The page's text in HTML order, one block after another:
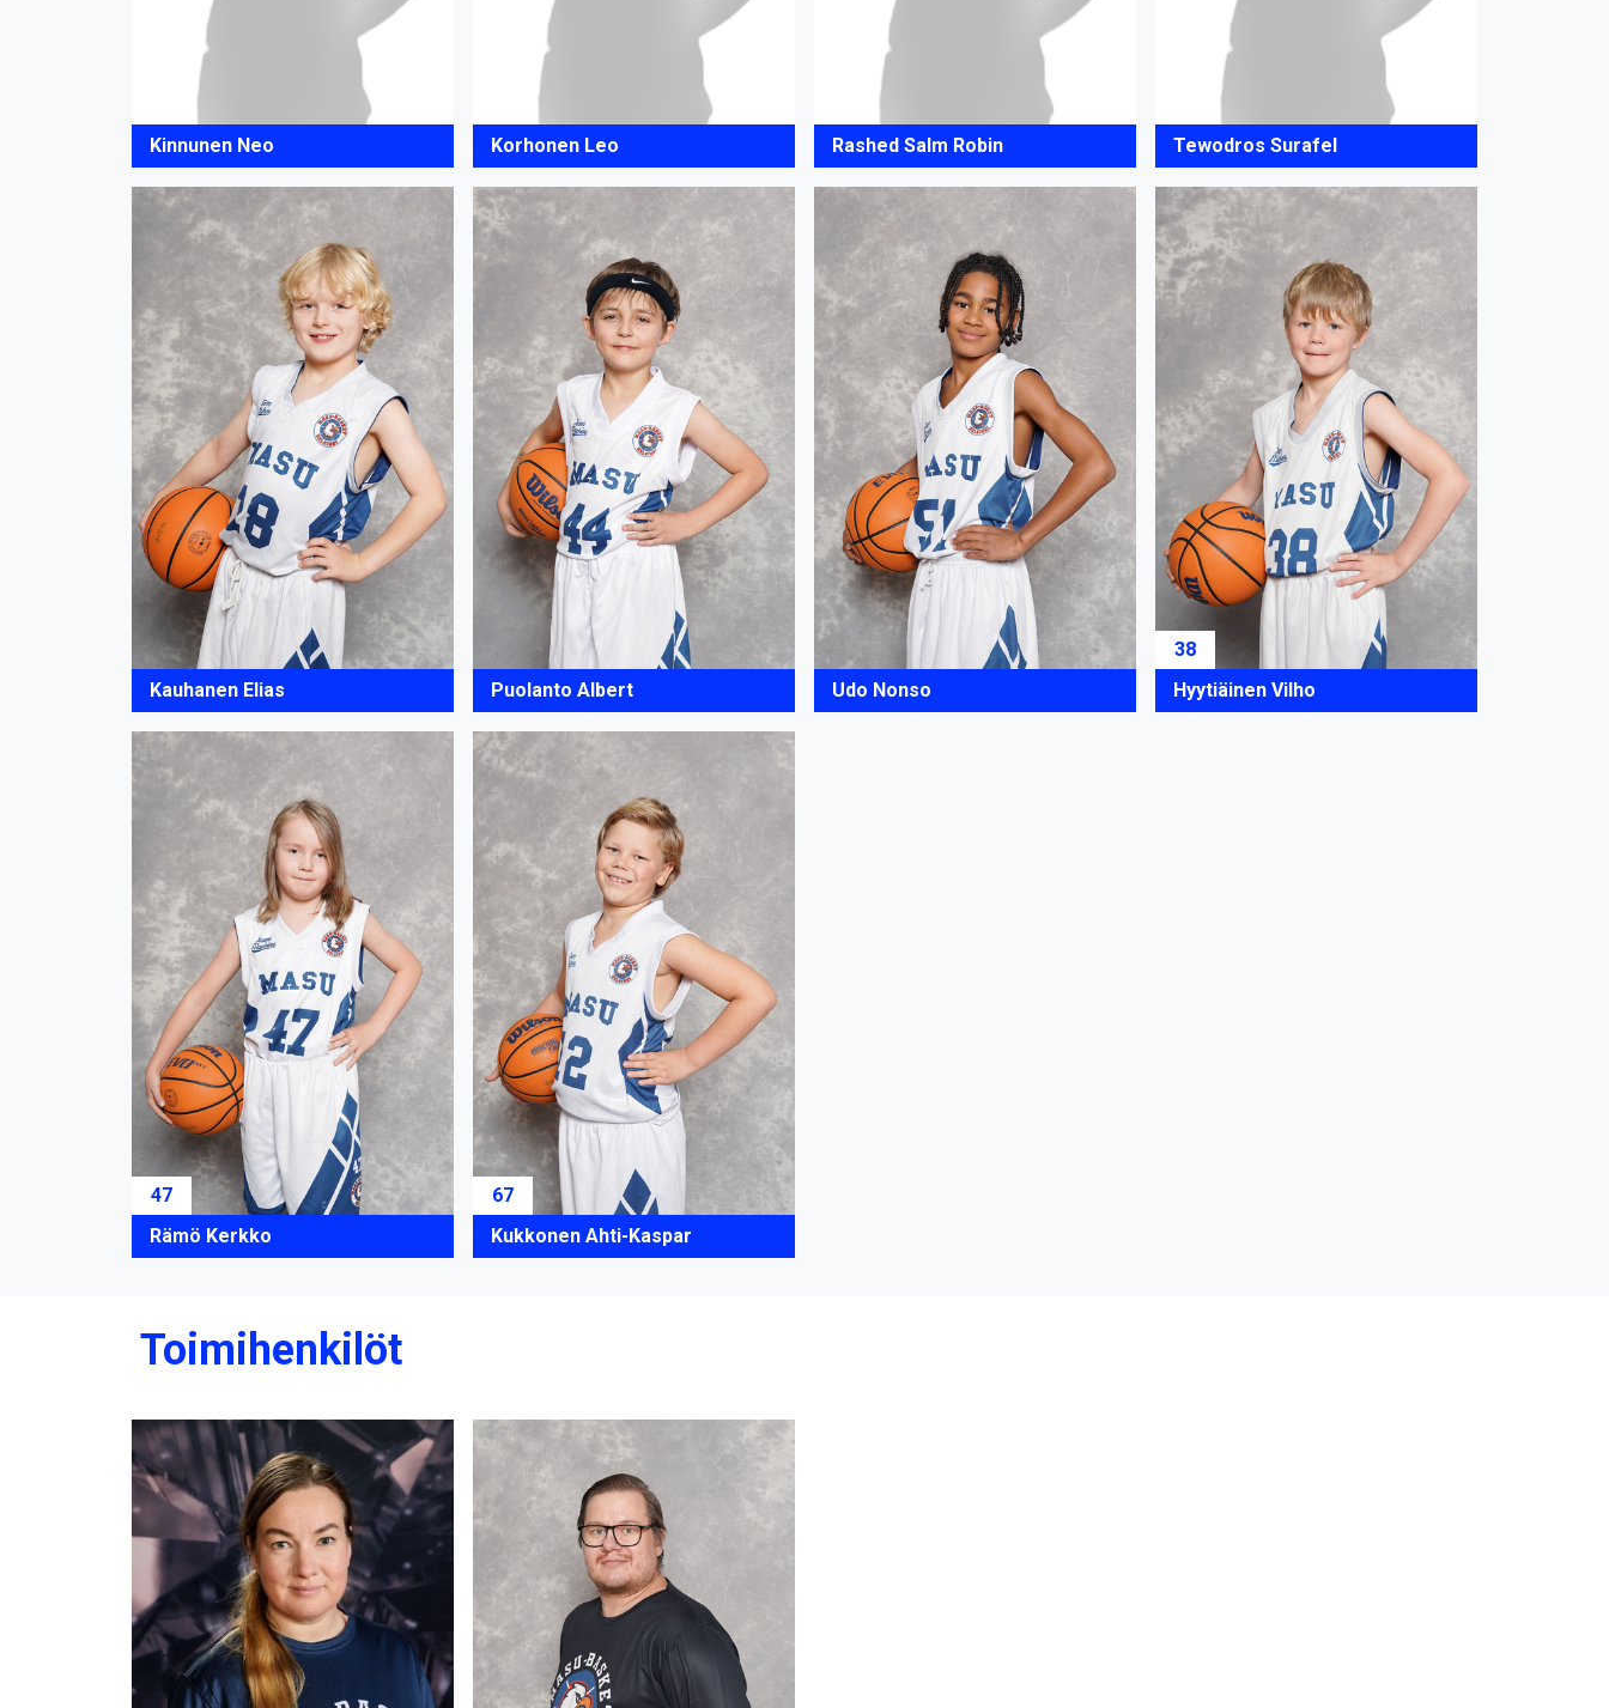
Kinnunen Neo Korhonen Leo Rashed Salm Robin Tewodros Surafel
Kauhanen Elias Puolanto Albert Udo Nonso
38
Hyytiäinen Vilho
47
Rämö Kerkko
67
Kukkonen Ahti-Kaspar
Toimihenkilöt